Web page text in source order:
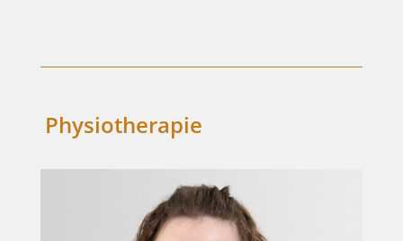
Physiotherapie